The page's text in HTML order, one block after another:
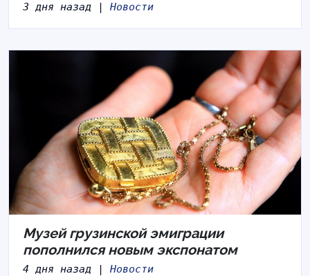
3 дня назад | Новости
Музей грузинской эмиграции
пополнился новым экспонатом
4 дня назад | Новости